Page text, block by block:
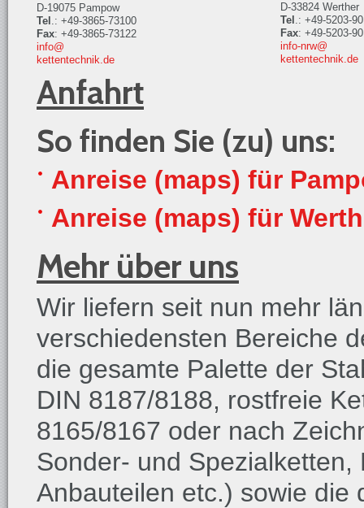
D-19075 Pampow
Tel .: +49-3865-73100
Fax: +49-3865-73122
info@
kettentechnik.de
D-33824 Werther
Tel .: +49-5203-
Fax: +49-5203-
info-nrw@
kettentechnik.de
Anfahrt
So finden Sie (zu) uns:
Anreise (maps) für
Anreise (maps) für
Mehr über uns
Wir liefern seit nun mehr
verschiedensten Bereiche
die gesamte Palette der
DIN 8187/8188, rostfreie
8165/8167 oder nach
Sonder- und
Anbauteilen etc.) sowie die